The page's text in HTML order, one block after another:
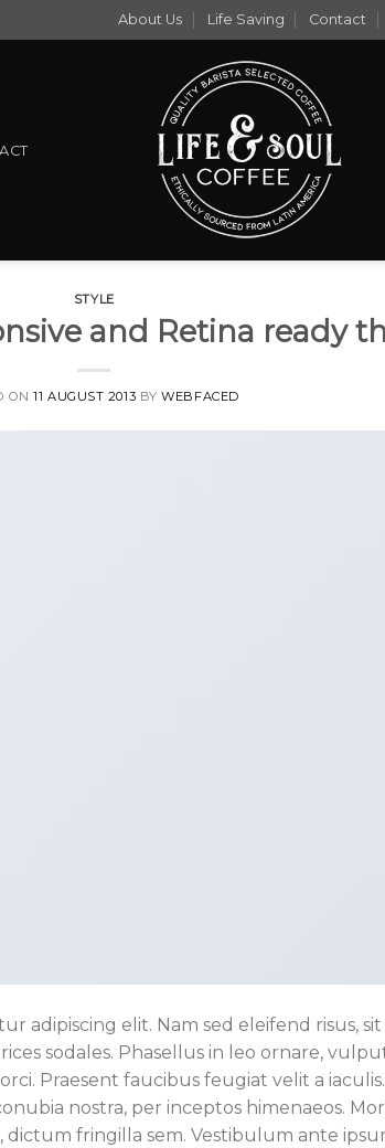
About Us Life Saving Contact
STYLE
and Retina ready
ON11 AUGUST 2013 BYWEBFACED
adipiscing elit. Nam sed eleifend risus,
sodales. Phasellus in leo ornare,
Praesent faucibus feugiat velit a
nostra, per inceptos himenaeos.
fringilla sem. Vestibulum ante